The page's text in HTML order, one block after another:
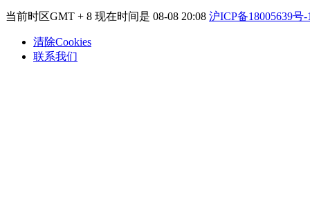
当前时区GMT + 8 现在时间是 08-08 20:08 沪ICP备18005639号-
清除Cookies
联系我们